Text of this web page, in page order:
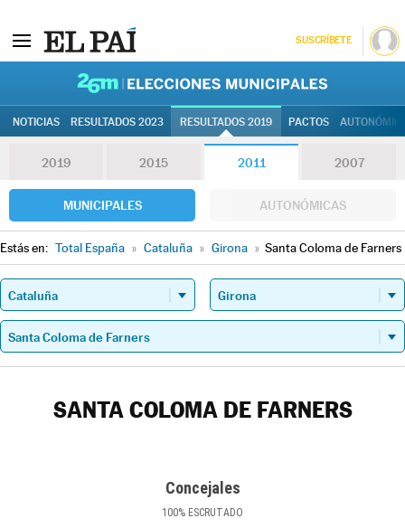
SUSCRÍBETE
NOTICIAS RESULTADOS 2023 RESULTADOS 2019 PACTOS
2019 2015 2011 2007
MUNICIPALES AUTONÓMICAS
Estás en: Total España » Cataluña » Girona » Santa Coloma de Farners
SANTA COLOMA DE FARNERS
Concejales
100% ESCRUTADO